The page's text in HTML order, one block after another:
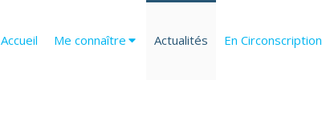
Accueil Me connaître Actualités En Circonscription